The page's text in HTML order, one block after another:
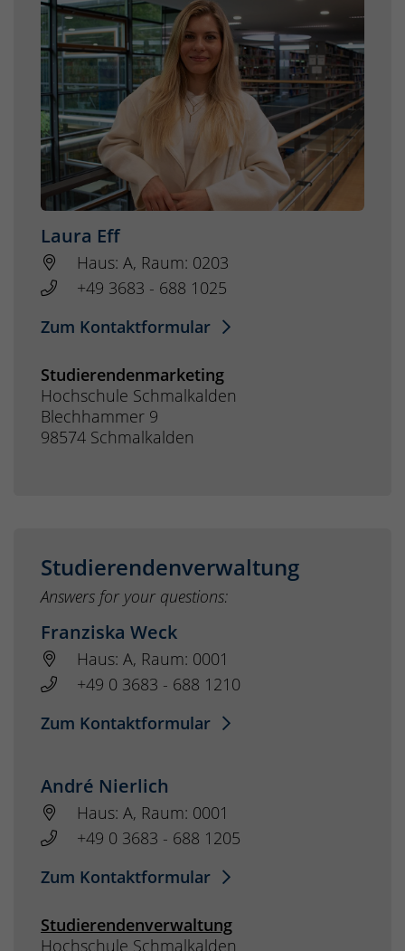
Laura Eff
Haus: A, Raum: 0203
+49 3683 - 688 1025
Zum Kontaktformular
Studierendenmarketing
Hochschule Schmalkalden
Blechhammer 9
98574 Schmalkalden
Studierendenverwaltung
Answers for your questions:
Franziska Weck
Haus: A, Raum: 0001
+49 0 3683 - 688 1210
Zum Kontaktformular
André Nierlich
Haus: A, Raum: 0001
+49 0 3683 - 688 1205
Zum Kontaktformular
Studierendenverwaltung
Hochschule Schmalkalden